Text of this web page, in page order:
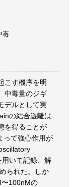
毒
こす機序を明
中毒量のジギ
デルとして実
の結合遊離は
を得ることが
って強心作用が
いて記録、解
られた。しか
〜100nMの